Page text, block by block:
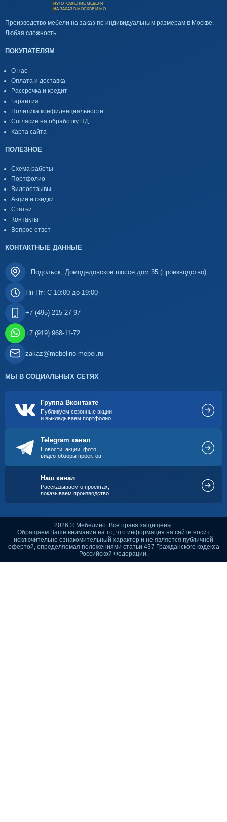
ИЗГОТОВЛЕНИЕ МЕБЕЛИ
НА ЗАКАЗ В МОСКВЕ И МО
Производство мебели на заказ по индивидуальным размерам в Москве.
Любая сложность.
ПОКУПАТЕЛЯМ
О нас
Оплата и доставка
Рассрочка и кредит
Гарантия
Политика конфиденциальности
Согласие на обработку ПД
Карта сайта
ПОЛЕЗНОЕ
Схема работы
Портфолио
Видеоотзывы
Акции и скидки
Статьи
Контакты
Вопрос-ответ
КОНТАКТНЫЕ ДАННЫЕ
г. Подольск, Домодедовское шоссе дом 35 (производство)
Пн-Пт: С 10:00 до 19:00
+7 (495) 215-27-97
+7 (919) 968-11-72
zakaz@mebelino-mebel.ru
МЫ В СОЦИАЛЬНЫХ СЕТЯХ
Группа Вконтакте
Публикуем сезонные акции
и выкладываем портфолио
Telegram канал
Новости, акции, фото,
видео-обзоры проектов
Наш канал
Рассказываем о проектах,
показываем производство
2026 © Мебелино. Все права защищены.
Обращаем Ваше внимание на то, что информация на сайте носит
исключительно ознакомительный характер и не является публичной
офертой, определяемая положениями статьи 437 Гражданского кодекса
Российской Федерации.